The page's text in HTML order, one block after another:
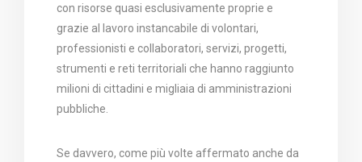
con risorse quasi esclusivamente proprie e
grazie al lavoro instancabile di volontari,
professionisti e collaboratori, servizi, progetti,
strumenti e reti territoriali che hanno raggiunto
milioni di cittadini e migliaia di amministrazioni
pubbliche.
Se davvero, come più volte affermato anche da